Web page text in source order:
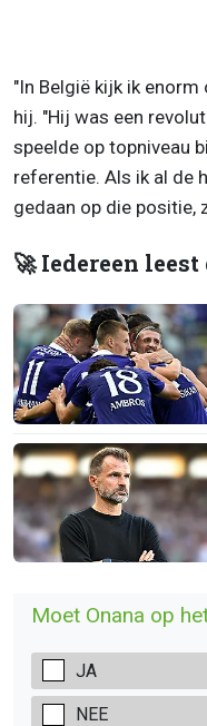
"In België kijk ik
hij. "Hij was een
speelde op topniveau
referentie. Als ik al de
gedaan op die positie,
🚀 Iedereen
Moet Onana op
JA
NEE